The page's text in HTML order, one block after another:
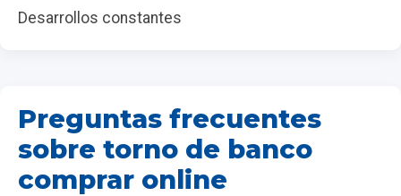
Desarrollos constantes
Preguntas frecuentes
sobre torno de banco
comprar online